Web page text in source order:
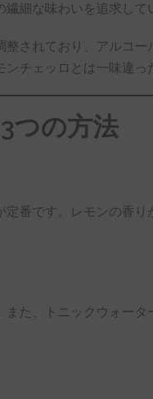
細な味わいを追求して
されており、アルコ
チェッロとは一味違っ
つの方法
番です。レモンの香
た、トニックウォー